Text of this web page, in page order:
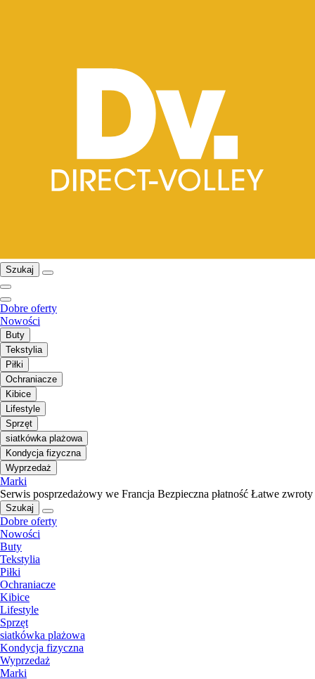
Szukaj
Dobre oferty
Nowości
Buty
Tekstylia
Piłki
Ochraniacze
Kibice
Lifestyle
Sprzęt
siatkówka plażowa
Kondycja fizyczna
Wyprzedaż
Marki
Serwis posprzedażowy we Francja Bezpieczna płatność Łatwe zwroty
Szukaj
Dobre oferty
Nowości
Buty
Tekstylia
Piłki
Ochraniacze
Kibice
Lifestyle
Sprzęt
siatkówka plażowa
Kondycja fizyczna
Wyprzedaż
Marki